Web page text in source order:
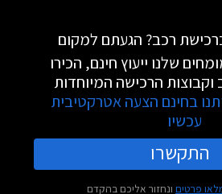
ברכישת רכב? הגעתם למקום
שלנו ייעוץ חינם, הכירו
הרכישה המיוחדות
בחינם הצעה אטרקטיבית
עכשיו
התקשרו
פרטים ונחזור אליכם בהקדם